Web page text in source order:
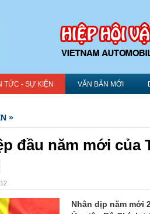
TỨC - SỰ KIỆN VĂN BẢN MỚI
»
đầu năm mới của
Nhân dịp năm mới